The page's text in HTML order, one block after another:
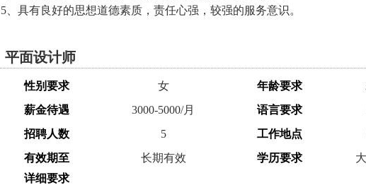
5、具有良好的思想道德素质，责任心强，较强的服务意识。
平面设计师
性别要求 女 年龄要求
薪金待遇
3000-5000/月 语言要求
招聘人数
5 工作地点
有效期至
长期有效 学历要求
详细要求